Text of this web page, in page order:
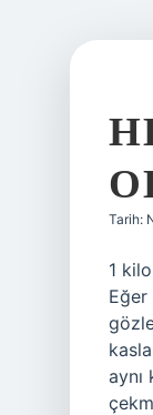
Tarih:
1
aynı